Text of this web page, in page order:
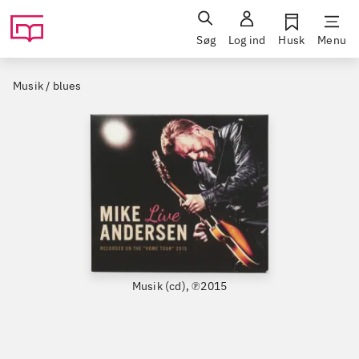
Søg Log ind Husk Menu
Musik / blues
Musik (cd), ℗2015